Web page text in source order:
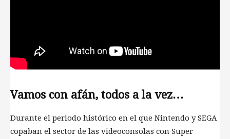
Vamos con afán, todos a la vez…
Durante el periodo histórico en el que Nintendo y SEGA
copaban el sector de las videoconsolas con Super